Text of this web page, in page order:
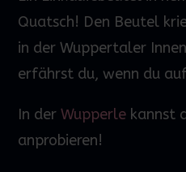
Quatsch! Den Beutel
in der Wuppertaler
erfährst du, wenn du
In derWupperle kannst
anprobieren!